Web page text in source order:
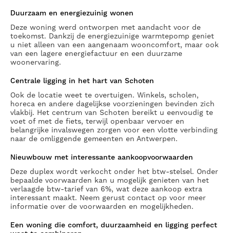
Duurzaam en energiezuinig wonen
Deze woning werd ontworpen met aandacht voor de
toekomst. Dankzij de energiezuinige warmtepomp geniet
u niet alleen van een aangenaam wooncomfort, maar ook
van een lagere energiefactuur en een duurzame
woonervaring.
Centrale ligging in het hart van Schoten
Ook de locatie weet te overtuigen. Winkels, scholen,
horeca en andere dagelijkse voorzieningen bevinden zich
vlakbij. Het centrum van Schoten bereikt u eenvoudig te
voet of met de fiets, terwijl openbaar vervoer en
belangrijke invalswegen zorgen voor een vlotte verbinding
naar de omliggende gemeenten en Antwerpen.
Nieuwbouw met interessante aankoopvoorwaarden
Deze duplex wordt verkocht onder het btw-stelsel. Onder
bepaalde voorwaarden kan u mogelijk genieten van het
verlaagde btw-tarief van 6%, wat deze aankoop extra
interessant maakt. Neem gerust contact op voor meer
informatie over de voorwaarden en mogelijkheden.
Een woning die comfort, duurzaamheid en ligging perfect